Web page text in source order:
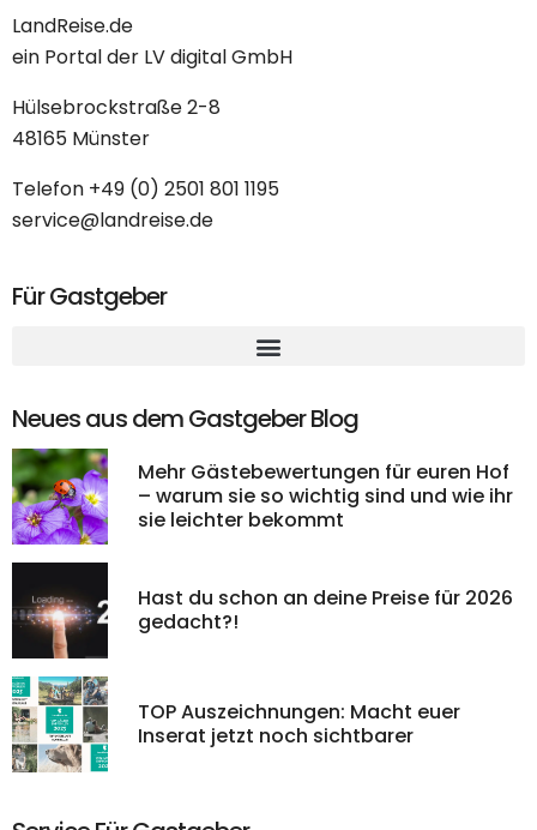
LandReise.de
ein Portal der LV digital GmbH
Hülsebrockstraße 2-8
48165 Münster
Telefon +49 (0) 2501 801 1195
service@landreise.de
Für Gastgeber
Neues aus dem Gastgeber Blog
Mehr Gästebewertungen für euren Hof
– warum sie so wichtig sind und wie ihr
sie leichter bekommt
Hast du schon an deine Preise für 2026
gedacht?!
TOP Auszeichnungen: Macht euer
Inserat jetzt noch sichtbarer